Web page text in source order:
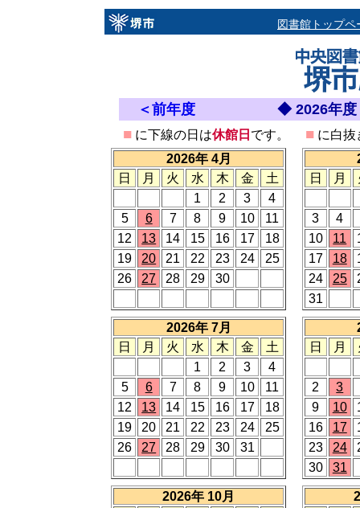
図書館トップペ
＜前年度 ◆ 2026年
■ に下線の日は休館日 です。 ■ に白抜
2026年 4月
日
月 火 水 木 金
土
1
2 3
4
5
6 7 8 9 10
11
12
13 14 15 16 17
18
19
20 21 22 23 24
25
26
27 28 29 30
日
月
3
4
10
11
17
18
24
25
31
2026年 7月
日
月 火 水 木 金
土
1
2 3
4
5
6 7 8 9 10
11
12
13 14 15 16 17
18
19
20 21 22 23 24
25
26
27 28 29 30 31
日
月
2
3
9
10
16
17
23
24
30
31
2026年 10月